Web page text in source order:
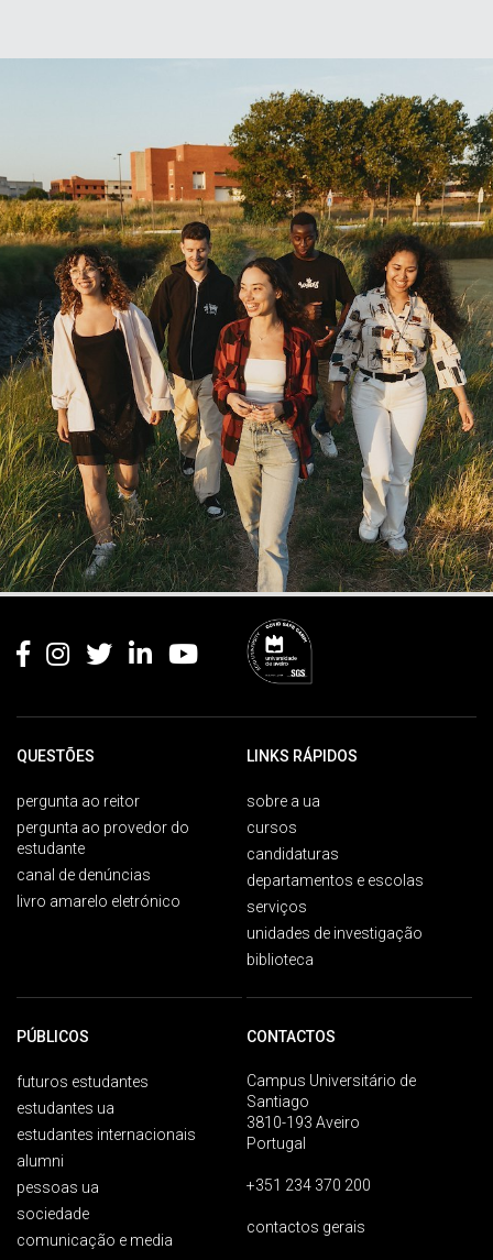
QUESTÕES
pergunta ao reitor
pergunta ao provedor do
estudante
canal de denúncias
livro amarelo eletrónico
LINKS RÁPIDOS
sobre a ua
cursos
candidaturas
departamentos e escolas
serviços
unidades de investigação
biblioteca
PÚBLICOS
futuros estudantes
estudantes ua
estudantes internacionais
alumni
pessoas ua
sociedade
comunicação e media
CONTACTOS
Campus Universitário de
Santiago
3810-193 Aveiro
Portugal
+351 234 370 200
contactos gerais